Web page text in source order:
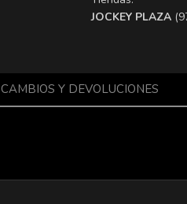
​JOCKEY PLAZA
CAMBIOS Y DEVOLUCIONES